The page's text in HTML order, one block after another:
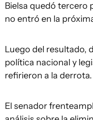
Bielsa quedó tercero
no entró en la
Luego del resultado,
política nacional y
refirieron a la derrota.
El senador